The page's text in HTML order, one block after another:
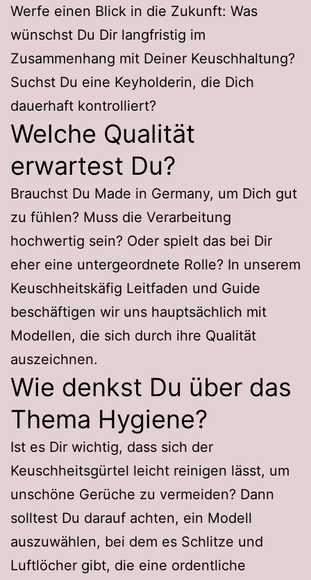
Werfe einen Blick in die Zukunft: Was
wünschst Du Dir langfristig im
Zusammenhang mit Deiner Keuschhaltung?
Suchst Du eine Keyholderin, die Dich
dauerhaft kontrolliert?
Welche Qualität
erwartest Du?
Brauchst Du Made in Germany, um Dich gut
zu fühlen? Muss die Verarbeitung
hochwertig sein? Oder spielt das bei Dir
eher eine untergeordnete Rolle? In unserem
Keuschheitskäfig Leitfaden und Guide
beschäftigen wir uns hauptsächlich mit
Modellen, die sich durch ihre Qualität
auszeichnen.
Wie denkst Du über das
Thema Hygiene?
Ist es Dir wichtig, dass sich der
Keuschheitsgürtel leicht reinigen lässt, um
unschöne Gerüche zu vermeiden? Dann
solltest Du darauf achten, ein Modell
auszuwählen, bei dem es Schlitze und
Luftlöcher gibt, die eine ordentliche